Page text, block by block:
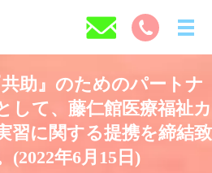
共助』のためのパートナ
して、藤仁館医療福祉カ
習に関する提携を締結致
(2022年6月15日)